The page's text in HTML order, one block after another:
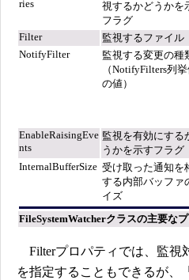
ries
視するかどうかを
フラグ
Filter 監視するファイル
NotifyFilter
監視する変更の種
（NotifyFilters列
の値）
EnableRaisingEve
nts
監視を有効にする
うかを示すフラグ
InternalBufferSize 受け取った通知を
する内部バッファ
イズ
FileSystemWatcherクラスの主要な
Filterプロパティでは、監視
を指定することもできるが、